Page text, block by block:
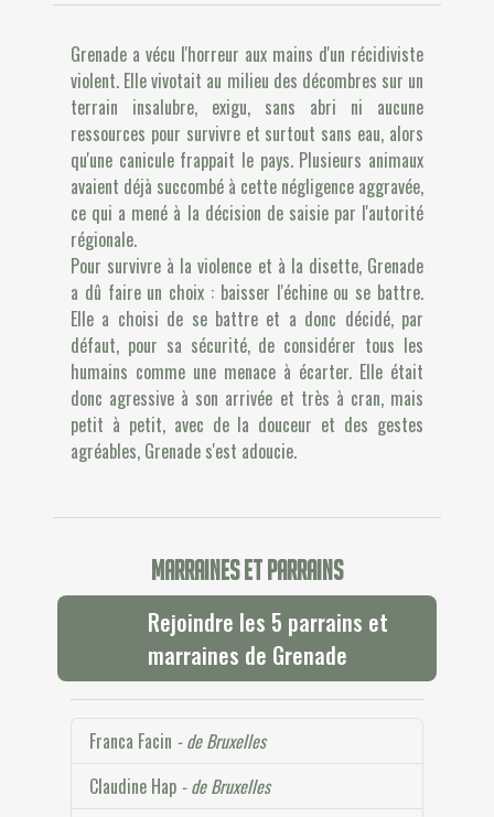
Grenade a vécu l'horreur aux mains d'un récidiviste
violent. Elle vivotait au milieu des décombres sur un
terrain insalubre, exigu, sans abri ni aucune
ressources pour survivre et surtout sans eau, alors
qu'une canicule frappait le pays. Plusieurs animaux
avaient déjà succombé à cette négligence aggravée,
ce qui a mené à la décision de saisie par l'autorité
régionale.
Pour survivre à la violence et à la disette, Grenade
a dû faire un choix : baisser l'échine ou se battre.
Elle a choisi de se battre et a donc décidé, par
défaut, pour sa sécurité, de considérer tous les
humains comme une menace à écarter. Elle était
donc agressive à son arrivée et très à cran, mais
petit à petit, avec de la douceur et des gestes
agréables, Grenade s'est adoucie.
Marraines et parrains
Rejoindre les 5 parrains et
marraines de Grenade
Franca Facin - de Bruxelles
Claudine Hap - de Bruxelles